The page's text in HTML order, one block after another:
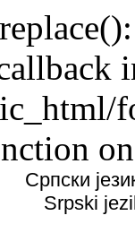
Српски
Srpski